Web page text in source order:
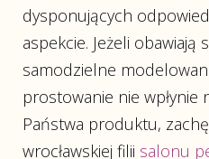
dysponujących
aspekcie. Jeżeli obawiają
samodzielne
prostowanie nie wpłynie
Państwa produktu,
wrocławskiej filii salonu